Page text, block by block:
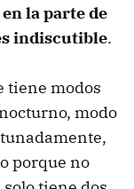
en la parte de
indiscutible.
tiene modos
modo
porque no